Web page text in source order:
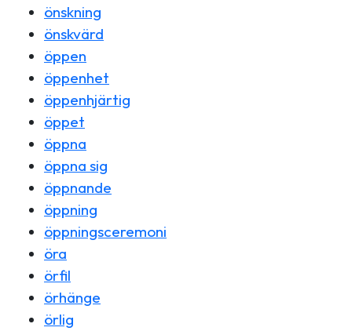
önskning
önskvärd
öppen
öppenhet
öppenhjärtig
öppet
öppna
öppna sig
öppnande
öppning
öppningsceremoni
öra
örfil
örhänge
örlig